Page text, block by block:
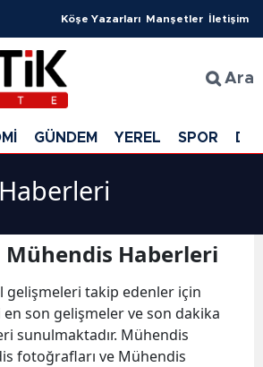
Köşe Yazarları Manşetler İletişim
Ara
GÜNDEM YEREL SPOR
Mühendis Haberleri
gelişmeleri takip edenler için
en son gelişmeler ve son dakika
sunulmaktadır. Mühendis
fotoğrafları ve Mühendis